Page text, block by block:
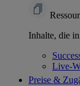
Inhalte, die
Live-
Preise &